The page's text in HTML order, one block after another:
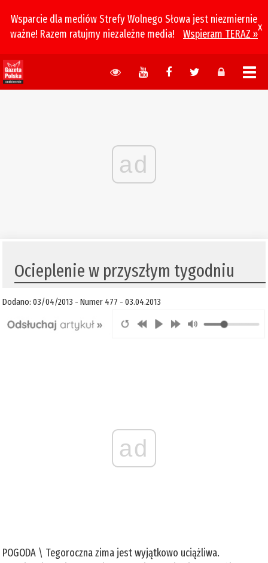
Wsparcie dla mediów Strefy Wolnego Słowa jest niezmiernie
ważne! Razem ratujmy niezależne media!
Wspieram TERAZ »
x
ad
Ocieplenie w przyszłym tygodniu
Dodano: 03/04/2013 - Numer 477 - 03.04.2013
ad
POGODA \ Tegoroczna zima jest wyjątkowo uciążliwa.